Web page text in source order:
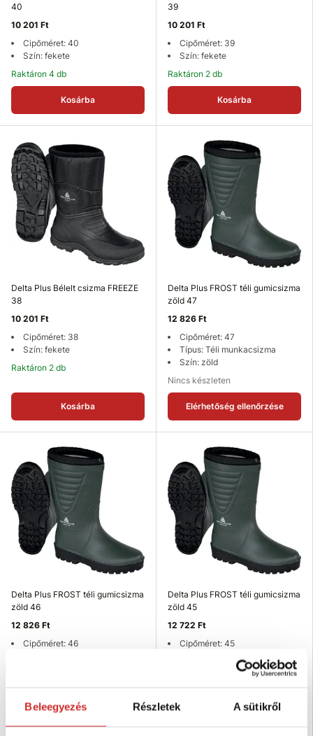
Beleegyezés Részletek A sütikről
40
10 201 Ft
Cipőméret: 40
Szín: fekete
Raktáron 4 db
Kosárba
39
10 201 Ft
Cipőméret: 39
Szín: fekete
Raktáron 2 db
Kosárba
Delta Plus Bélelt csizma FREEZE
38
10 201 Ft
Cipőméret: 38
Szín: fekete
Raktáron 2 db
Kosárba
Delta Plus FROST téli gumicsizma
zöld 47
12 826 Ft
Cipőméret: 47
Típus: Téli munkacsizma
Szín: zöld
Nincs készleten
Elérhetőség ellenőrzése
Delta Plus FROST téli gumicsizma
zöld 46
12 826 Ft
Cipőméret: 46
Elérhetőség ellenőrzése
Delta Plus FROST téli gumicsizma
zöld 45
12 722 Ft
Cipőméret: 45
Elérhetőség ellenőrzése